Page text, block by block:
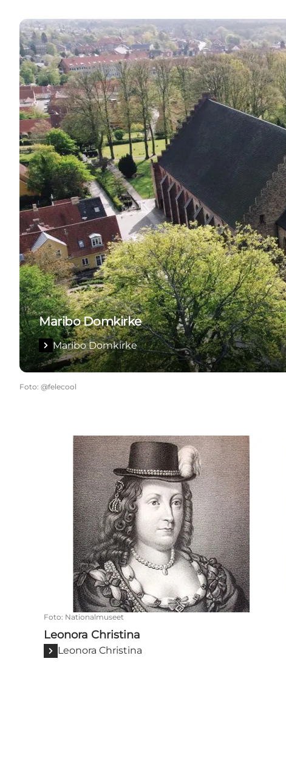
Maribo Domkirke
Maribo Domkirke
Maribo Domkirke
Foto: @felecool
Leonora Christina
Foto: Nationalmuseet
Leonora Christina
Leonora Christina